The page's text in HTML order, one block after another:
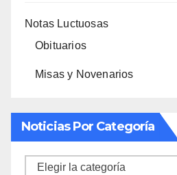
Notas Luctuosas
Obituarios
Misas y Novenarios
Noticias Por Categoría
Noticias